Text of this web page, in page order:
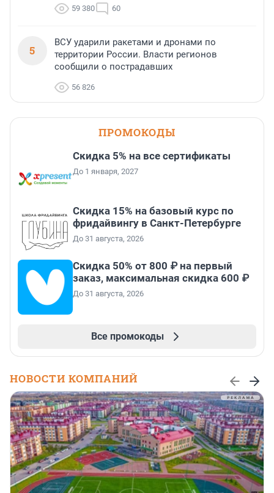
59 380 60
5
ВСУ ударили ракетами и дронами по
территории России. Власти регионов
сообщили о пострадавших
56 826
ПРОМОКОДЫ
Скидка 5% на все сертификаты
До 1 января, 2027
Скидка 15% на базовый курс по
фридайвингу в Санкт-Петербурге
До 31 августа, 2026
Скидка 50% от 800 ₽ на первый
заказ, максимальная скидка 600 ₽
До 31 августа, 2026
Все промокоды
НОВОСТИ КОМПАНИЙ